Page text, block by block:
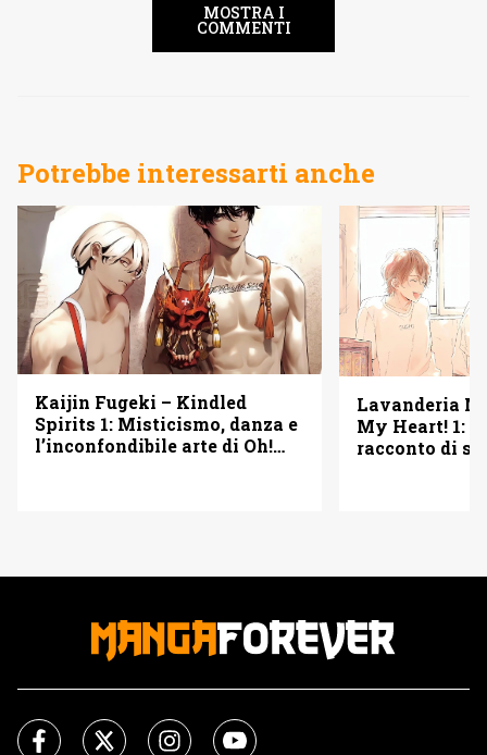
MOSTRA I
COMMENTI
Potrebbe interessarti anche
Kaijin Fugeki – Kindled
Spirits 1: Misticismo, danza e
l’inconfondibile arte di Oh!
Lavanderia
My Heart! 1:
racconto di